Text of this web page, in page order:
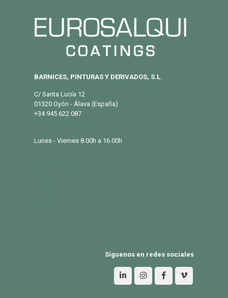
BARNICES, PINTURAS Y DERIVADOS, S.L.
C/ Santa Lucía 12
01320 Oyón - Álava (España)
+34 945 622 087
Lunes - Viernes 8.00h a 16.00h
Síguenos en redes sociales